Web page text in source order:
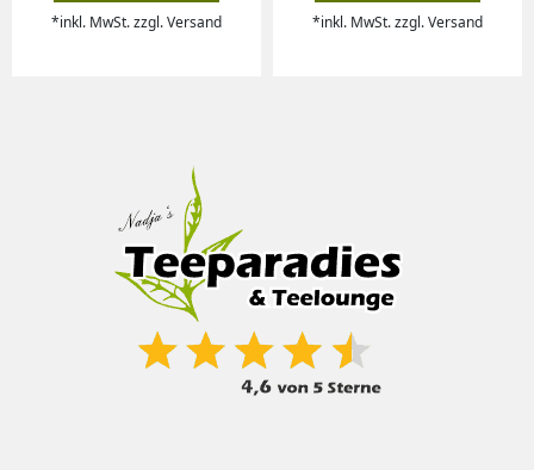
*inkl. MwSt. zzgl. Versand
*inkl. MwSt. zzgl. Versand